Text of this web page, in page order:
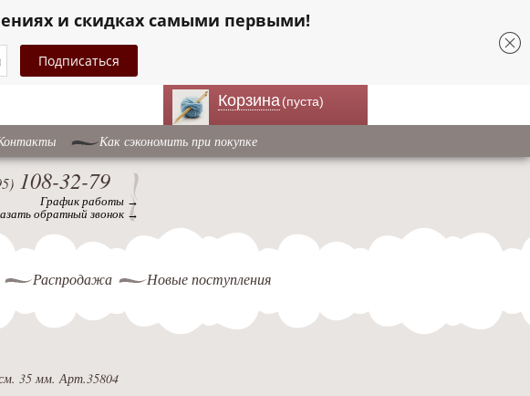
и скидках самыми первыми!
Корзина(пуста)
Как сэкономить при покупке
108-32-79
График работы →
обратный звонок →
Распродажа Новые поступления
35 мм. Арт.35804